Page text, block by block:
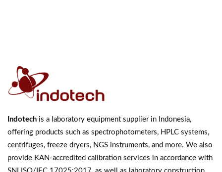
Indotech is a laboratory equipment supplier in Indonesia,
offering products such as spectrophotometers, HPLC systems,
centrifuges, freeze dryers, NGS instruments, and more. We also
provide KAN-accredited calibration services in accordance with